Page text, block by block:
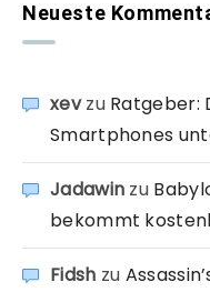
Neueste
xevzu Ratgeber:
Smartphones
Jadawin zu
bekommt
Fidsh zu